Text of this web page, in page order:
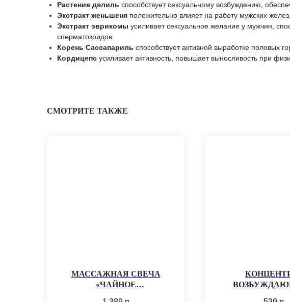
Растение дялиль способствует сексуальному возбуждению,
Экстракт женьшеня положительно влияет на работу мужских
Экстракт эврикомы усиливает сексуальное желание у мужчин,
сперматозоидов
Корень Сассапариль способствует активной выработке половых
Кордицепс усиливает активность, повышает выносливость при
СМОТРИТЕ ТАКЖЕ
МАССАЖНАЯ СВЕЧА
«ЧАЙНОЕ